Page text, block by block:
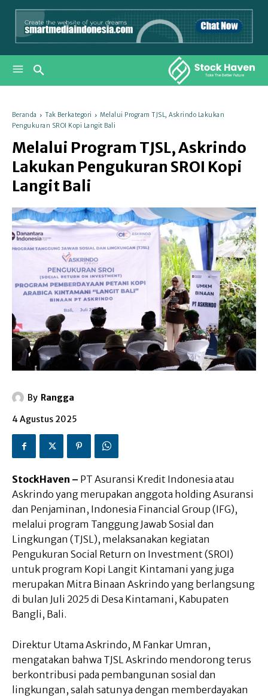
Beranda Tak Berkategori
Melalui Program TJSL, Askrindo Lakukan
Pengukuran SROI Kopi Langit Bali
Melalui Program TJSL, Askrindo
Lakukan Pengukuran SROI Kopi
Langit Bali
By Rangga
4 Agustus 2025
StockHaven – PT Asuransi Kredit Indonesia atau
Askrindo yang merupakan anggota holding Asuransi
dan Penjaminan, Indonesia Financial Group (IFG),
melalui program Tanggung Jawab Sosial dan
Lingkungan (TJSL), melaksanakan kegiatan
Pengukuran Social Return on Investment (SROI)
untuk program Kopi Langit Kintamani yang juga
merupakan Mitra Binaan Askrindo yang berlangsung
di bulan Juli 2025 di Desa Kintamani, Kabupaten
Bangli, Bali.
Direktur Utama Askrindo, M Fankar Umran,
mengatakan bahwa TJSL Askrindo mendorong terus
berkontribusi pada pembangunan sosial dan
lingkungan, salah satunya dengan memberdayakan